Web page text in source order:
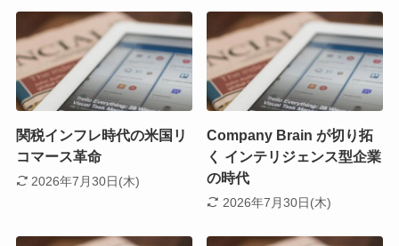
関税インフレ時代の米国リ
コマース革命
2026年7月30日(木)
Company Brain が切り拓
く インテリジェンス型企業
の時代
2026年7月30日(木)